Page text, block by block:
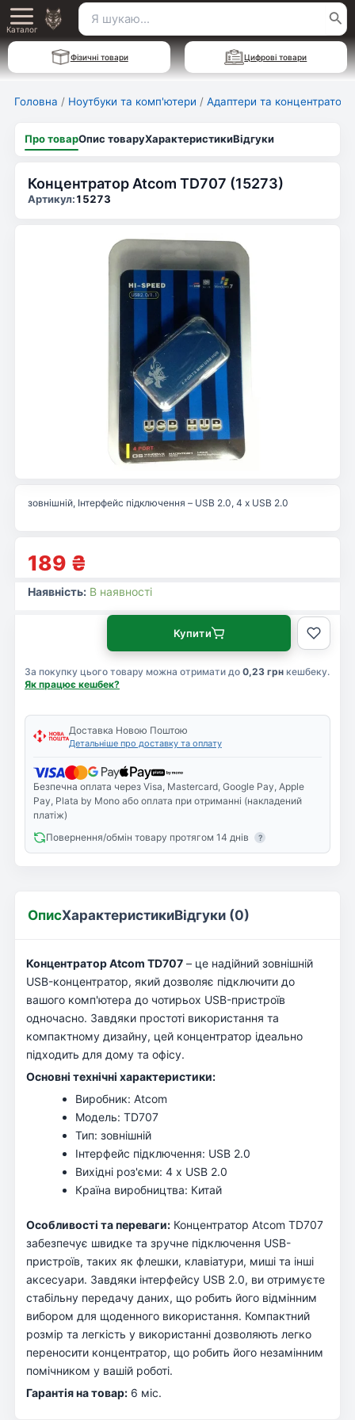
Перейти
до
вмісту
Main
Menu
Каталог
Пошук
для:
Фізичні товари Цифрові товари
Головна / Ноутбуки та комп'ютери / Адаптери та концентратори
Про товарОпис товаруХарактеристикиВідгуки
Концентратор Atcom TD707 (15273)
Артикул:15273
189 ₴
зовнішній, Інтерфейс підключення – USB 2.0, 4 x USB 2.0
Наявність: В наявності
За покупку цього товару можна отримати до 0,23 грн кешбеку.
Як працює кешбек?
Купити
Доставка Новою Поштою
Детальніше про доставку та оплату
Безпечна оплата через Visa, Mastercard, Google Pay, Apple
Pay, Plata by Mono або оплата при отриманні (накладений
платіж)
Повернення/обмін товару протягом 14 днів
?
ОписХарактеристикиВідгуки (0)
Концентратор Atcom TD707 – це надійний зовнішній
USB-концентратор, який дозволяє підключити до
вашого комп'ютера до чотирьох USB-пристроїв
одночасно. Завдяки простоті використання та
компактному дизайну, цей концентратор ідеально
підходить для дому та офісу.
Основні технічні характеристики:
Виробник: Atcom
Модель: TD707
Тип: зовнішній
Інтерфейс підключення: USB 2.0
Вихідні роз'єми: 4 x USB 2.0
Країна виробництва: Китай
Особливості та переваги: Концентратор Atcom TD707
забезпечує швидке та зручне підключення USB-
пристроїв, таких як флешки, клавіатури, миші та інші
аксесуари. Завдяки інтерфейсу USB 2.0, ви отримуєте
стабільну передачу даних, що робить його відмінним
вибором для щоденного використання. Компактний
розмір та легкість у використанні дозволяють легко
переносити концентратор, що робить його незамінним
помічником у вашій роботі.
Гарантія на товар: 6 міс.